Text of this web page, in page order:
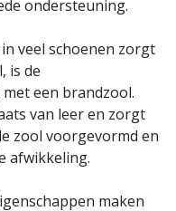
ondersteuning.
veel schoenen zorgt
is de
een brandzool.
van leer en zorgt
zool voorgevormd en
afwikkeling.
maken